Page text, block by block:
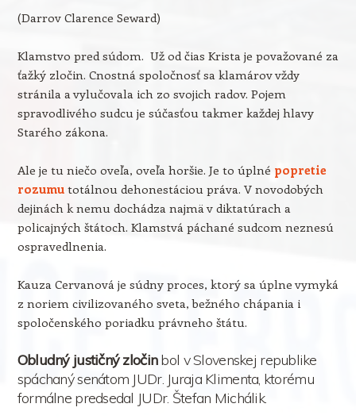
(Darrov Clarence Seward)
Klamstvo pred súdom. Už od čias Krista je považované za
ťažký zločin. Cnostná spoločnosť sa klamárov vždy
stránila a vylučovala ich zo svojich radov. Pojem
spravodlivého sudcu je súčasťou takmer každej hlavy
Starého zákona.
Ale je tu niečo oveľa, oveľa horšie. Je to úplné popretie
rozumutotálnou dehonestáciou práva. V novodobých
dejinách k nemu dochádza najmä v diktatúrach a
policajných štátoch. Klamstvá páchané sudcom neznesú
ospravedlnenia.
Kauza Cervanová je súdny proces, ktorý sa úplne vymyká
z noriem civilizovaného sveta, bežného chápania i
spoločenského poriadku právneho štátu.
Obludný justičný zločinbol v Slovenskej republike
spáchaný senátom JUDr. Juraja Klimenta, ktorému
formálne predsedal JUDr. Štefan Michálik.